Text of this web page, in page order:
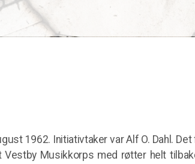
1962. Initiativtaker var Alf O. Dahl.
Musikkorps med røtter helt